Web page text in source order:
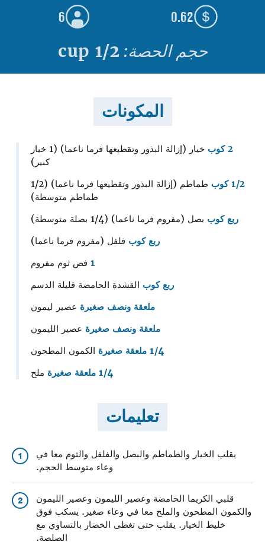
6 0.62
حجم الحصة:1/2 cup
المكونات
2 كوب
خيار (إزالة البذور وتقطيعها فرما ناعما) (1 خيار
كبير)
1/2 كوب
طماطم (إزالة البذور وتقطيعها فرما ناعما) (1/2
طماطم متوسطة)
ربع كوب بصل (مفروم فرما ناعما) (1/4 بصلة متوسطة)
ربع كوب فلفل (مفروم فرما ناعما)
1 فص ثوم مفروم
ربع كوب القشدة الحامضة قليلة الدسم
ملعقة ونصف صغيرة عصير ليمون
ملعقة ونصف صغيرة عصير الليمون
1/4 ملعقة صغيرة
الكمون المطحون
1/4 ملعقة صغيرة
ملح
تعليمات
1
يقلب الخيار والطماطم والبصل والفلفل والثوم معا في
وعاء متوسط الحجم.
2
قلبي الكريما الحامضة وعصير الليمون وعصير الليمون
والكمون المطحون والملح معا في وعاء صغير. يسكب فوق
خليط الخيار. يقلب حتى تغطى الخضار بالتساوي مع
الصلصة.